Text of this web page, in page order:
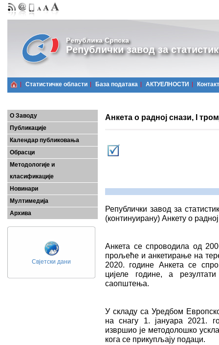
Република Српска
Републички завод за
Статистичке области Базa података АКТУЕЛНОСТИ Контакт
О Заводу
Публикације
Календар публиковања
Обрасци
Методологије и
класификације
Новинари
Мултимедија
Архива
Свјетски дани
Анкета о радној снази, I
Републички завод за
(континуирану) Анкету о
Анкета се спроводила од
прољеће и анкетирање на
2020. године Анкета се
цијеле године, а
саопштења.
У складу са Уредбом
на снагу 1. јануара 2021.
извршио је методолошко
кога се прикупљају подаци.